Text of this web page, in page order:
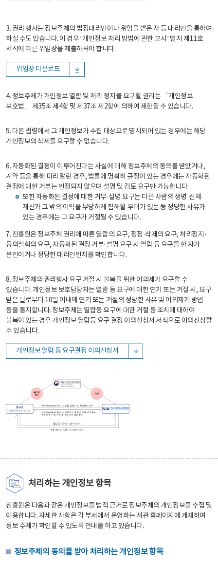
3. 권리 행사는 정보주체의 법정대리인이나 위임을 받은 자 등 대리인을 통하여
하실 수도 있습니다. 이 경우 “개인정보 처리 방법에 관한 고시” 별지 제11호
서식에 따른 위임장을 제출하셔야 합니다.
위임장 다운로드
4. 정보주체가 개인정보 열람 및 처리 정지를 요구할 권리는 「개인정보
보호법」 제35조 제4항 및 제37조 제2항에 의하여 제한될 수 있습니다.
5. 다른 법령에서 그 개인정보가 수집 대상으로 명시되어 있는 경우에는 해당
개인정보의 삭제를 요구할 수 없습니다.
6. 자동화된 결정이 이루어진다는 사실에 대해 정보주체의 동의를 받았거나,
계약 등을 통해 미리 알린 경우, 법률에 명확히 규정이 있는 경우에는 자동화된
결정에 대한 거부는 인정되지 않으며 설명 및 검토 요구만 가능합니다.
또한 자동화된 결정에 대한 거부·설명 요구는 다른 사람의 생명·신체·
재산과 그 밖의 이익을 부당하게 침해할 우려가 있는 등 정당한 사유가
있는 경우에는 그 요구가 거절될 수 있습니다.
7. 진흥원은 정보주체 권리에 따른 열람의 요구, 정정·삭제의 요구, 처리정지·
동의철회의 요구, 자동화된 결정 거부·설명 요구 시 열람 등 요구를 한 자가
본인이거나 정당한 대리인인지를 확인합니다.
8. 정보주체의 권리행사 요구 거절 시 불복을 위한 이의제기 요구할 수
있습니다. 개인정보 보호담당자는 열람 등 요구에 대한 연기 또는 거절 시, 요구
받은 날로부터 10일 이내에 연기 또는 거절의 정당한 사유 및 이의제기 방법
등을 통지합니다. 정보주체는 열람등 요구에 대한 거절 등 조치에 대하여
불복이 있는 경우 개인정보 열람등 요구 결정 이의신청서 서식으로 이의신청할
수 있습니다.
개인정보 열람 등 요구결정 이의신청서
처리하는 개인정보 항목
진흥원은 다음과 같은 개인정보를 법적 근거로 정보주체의 개인정보를 수집 및
이용합니다. 자세한 사항은 각 부서에서 운영하는 서관 홈페이지에 게재하여
정보 주체가 확인할 수 있도록 안내를 하고 있습니다.
정보주체의 동의를 받아 처리하는 개인정보 항목